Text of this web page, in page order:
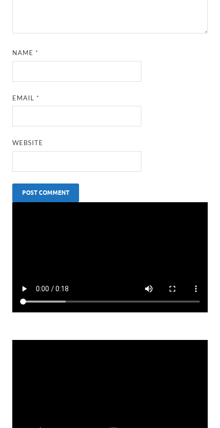
NAME*
EMAIL*
WEBSITE